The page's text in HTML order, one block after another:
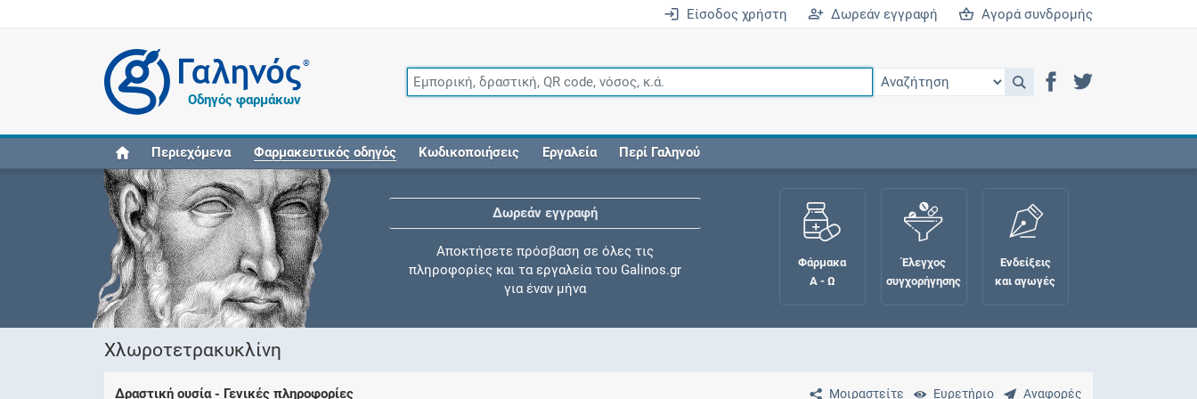
Είσοδος χρήστη Δωρεάν εγγραφή Αγορά συνδρομής
®
Οδηγός φαρμάκων
Περιεχόμενα Φαρμακευτικός οδηγός Κωδικοποιήσεις Εργαλεία Περί Γαληνού
Δωρεάν εγγραφή
Αποκτήσετε πρόσβαση σε όλες τις
πληροφορίες και τα εργαλεία του Galinos.gr
για έναν μήνα
Φάρμακα
Α - Ω
Έλεγχος
συγχορήγησης
Ενδείξεις
και αγωγές
Χλωροτετρακυκλίνη
Μοιραστείτε Ευρετήριο Αναφορές
Δραστική ουσία - Γενικές πληροφορίες